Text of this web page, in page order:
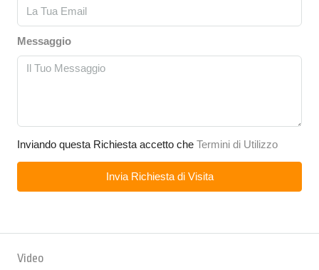
Messaggio
Inviando questa Richiesta accetto che Termini di Utilizzo
Invia Richiesta di Visita
Video